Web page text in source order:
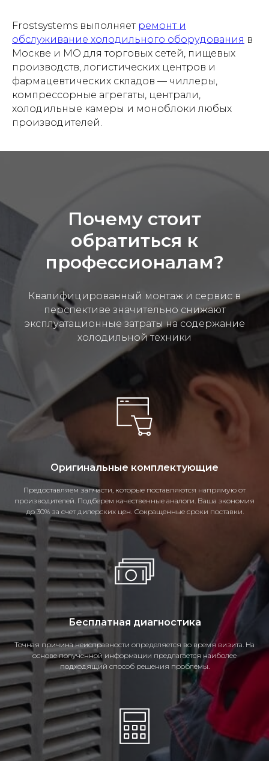
Frostsystems выполняет ремонт и
обслуживание холодильного оборудования в
Москве и МО для торговых сетей, пищевых
производств, логистических центров и
фармацевтических складов — чиллеры,
компрессорные агрегаты, централи,
холодильные камеры и моноблоки любых
производителей.
Почему стоит
обратиться к
профессионалам?
Квалифицированный монтаж и сервис в
перспективе значительно снижают
эксплуатационные затраты на содержание
холодильной техники
Оригинальные комплектующие
Предоставляем запчасти, которые поставляются напрямую от
производителей. Подберем качественные аналоги. Ваша экономия
до 30% за счет дилерских цен. Сокращенные сроки поставки.
Бесплатная диагностика
Точная причина неисправности определяется во время визита. На
основе полученной информации предлагается наиболее
подходящий способ решения проблемы.